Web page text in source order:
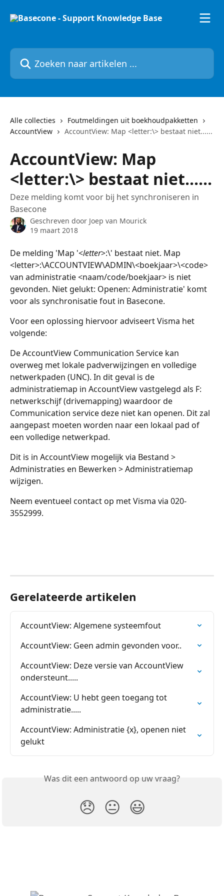
Zoeken naar artikelen ...
Alle collecties
Foutmeldingen uit boekhoudpakketten
AccountView
AccountView: Map <letter:\> bestaat niet......
AccountView: Map
<letter:\> bestaat niet......
Deze melding komt voor bij het synchroniseren in
Basecone
Geschreven door Joep van Mourick
19 maart 2018
De melding 'Map '<letter>:\' bestaat niet. Map
<letter>:\ACCOUNTVIEW\ADMIN\<boekjaar>\<code>
van administratie <naam/code/boekjaar> is niet
gevonden. Niet gelukt: Openen: Administratie' komt
voor als synchronisatie fout in Basecone.
Voor een oplossing hiervoor adviseert Visma het
volgende:
De AccountView Communication Service kan
overweg met lokale padverwijzingen en volledige
netwerkpaden (UNC). In dit geval is de
administratiemap in AccountView vastgelegd als F:
netwerkschijf (drivemapping) waardoor de
Communication service deze niet kan openen. Dit zal
aangepast moeten worden naar een lokaal pad of
een volledige netwerkpad.
Dit is in AccountView mogelijk via Bestand >
Administraties en Bewerken > Administratiemap
wijzigen.
Neem eventueel contact op met Visma via 020-
3552999.
Gerelateerde artikelen
AccountView: Algemene systeemfout
AccountView: Geen admin gevonden voor..
AccountView: Deze versie van AccountView
ondersteunt.....
AccountView: U hebt geen toegang tot
administratie.....
AccountView: Administratie {x}, openen niet
gelukt
Was dit een antwoord op uw vraag?
😞 😐 😃